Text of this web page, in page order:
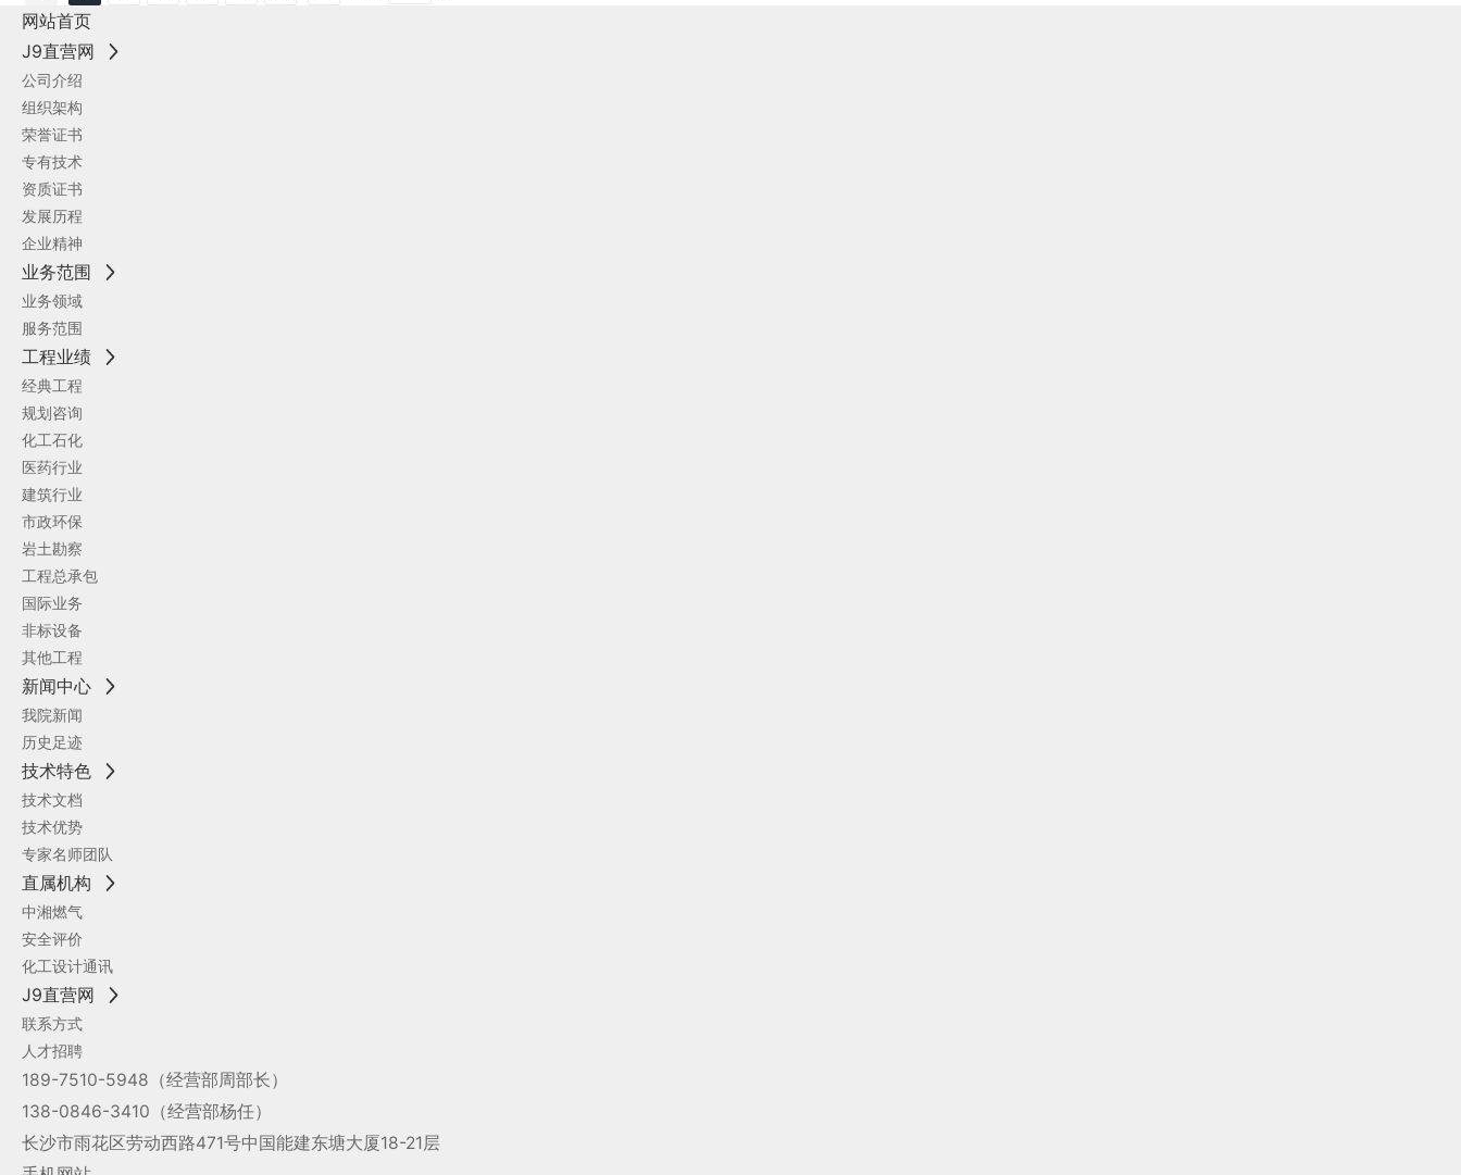
网站首页
J9直营网
公司介绍
组织架构
荣誉证书
专有技术
资质证书
发展历程
企业精神
业务范围
业务领域
服务范围
工程业绩
经典工程
规划咨询
化工石化
医药行业
建筑行业
市政环保
岩土勘察
工程总承包
国际业务
非标设备
其他工程
新闻中心
我院新闻
历史足迹
技术特色
技术文档
技术优势
专家名师团队
直属机构
中湘燃气
安全评价
化工设计通讯
J9直营网
联系方式
人才招聘
189-7510-5948 （经营部周部长）
138-0846-3410 （经营部杨任）
长沙市雨花区劳动西路471号中国能建东塘大厦18-21层